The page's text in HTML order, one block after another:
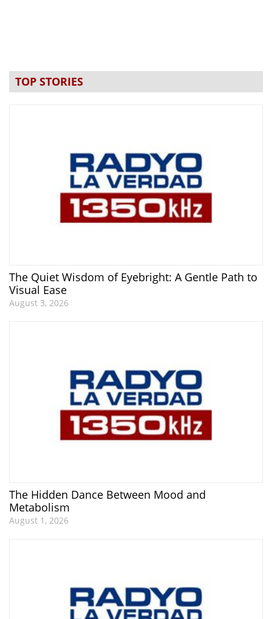
TOP STORIES
The Quiet Wisdom of Eyebright: A Gentle Path to
Visual Ease
August 3, 2026
The Hidden Dance Between Mood and
Metabolism
August 1, 2026